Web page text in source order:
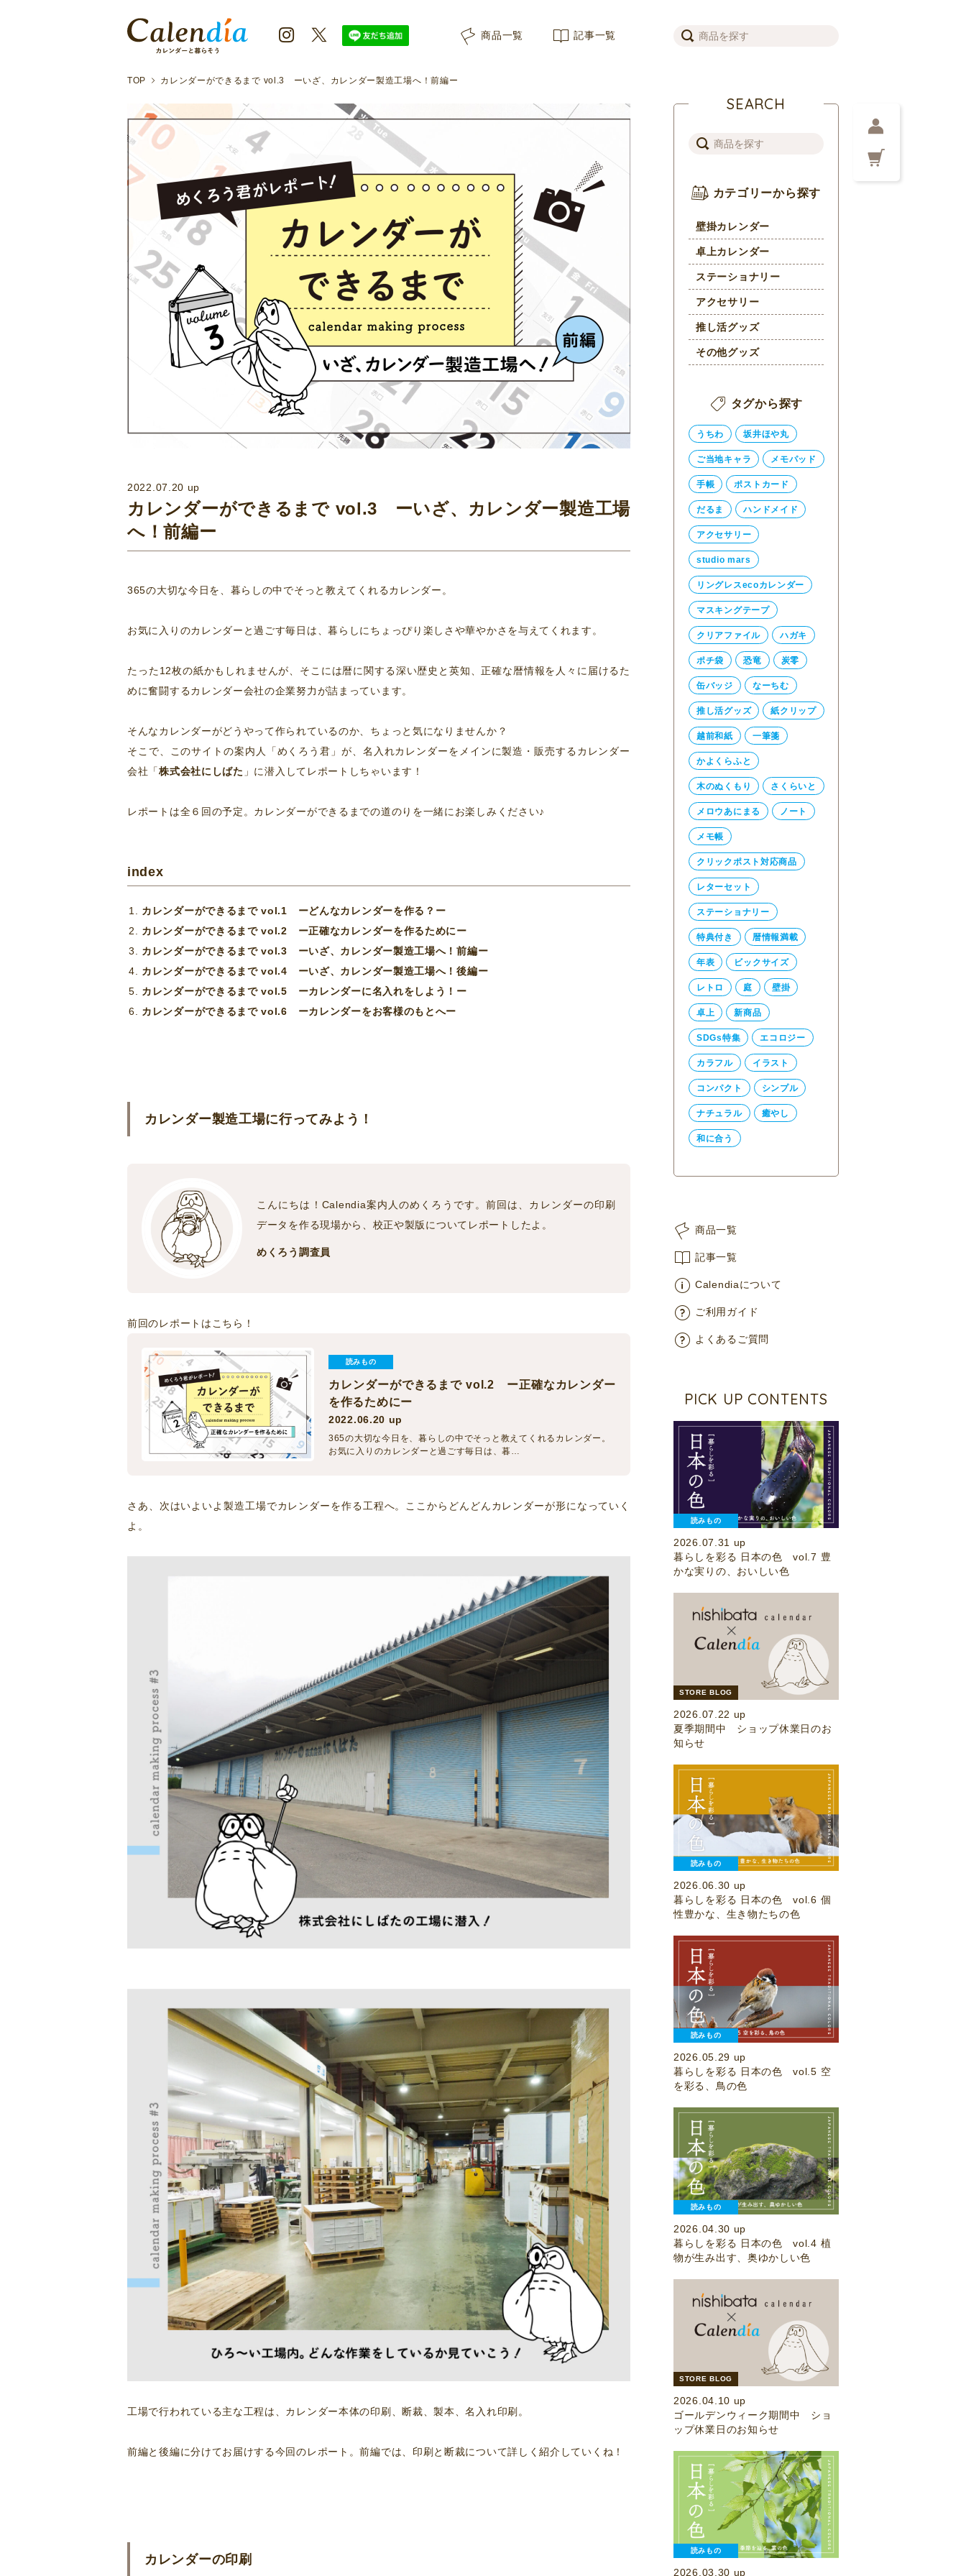
商品一覧 記事一覧
TOP カレンダーができるまで vol.3 ーいざ、カレンダー製造工場へ！前編ー
2022.07.20 up
カレンダーができるまで vol.3 ーいざ、カレンダー製造工場
へ！前編ー
365の大切な今日を、暮らしの中でそっと教えてくれるカレンダー。
お気に入りのカレンダーと過ごす毎日は、暮らしにちょっぴり楽しさや華やかさを与えてくれます。
たった12枚の紙かもしれませんが、そこには暦に関する深い歴史と英知、正確な暦情報を人々に届けるた
めに奮闘するカレンダー会社の企業努力が詰まっています。
そんなカレンダーがどうやって作られているのか、ちょっと気になりませんか？
そこで、このサイトの案内人「めくろう君」が、名入れカレンダーをメインに製造・販売するカレンダー
会社「株式会社にしばた 」に潜入してレポートしちゃいます！
レポートは全６回の予定。カレンダーができるまでの道のりを一緒にお楽しみください♪
index
カレンダーができるまで vol.1 ーどんなカレンダーを作る？ー
カレンダーができるまで vol.2 ー正確なカレンダーを作るためにー
カレンダーができるまで vol.3 ーいざ、カレンダー製造工場へ！前編ー
カレンダーができるまで vol.4
ーいざ、カレンダー製造工場へ！後編ー
カレンダーができるまで vol.5 ーカレンダーに名入れをしよう！ー
カレンダーができるまで vol.6 ーカレンダーをお客様のもとへー
カレンダー製造工場に行ってみよう！
こんにちは！Calendia案内人のめくろうです。前回は、カレンダーの印刷
データを作る現場から、校正や製版についてレポートしたよ。
めくろう調査員
前回のレポートはこちら！
読みもの
カレンダーができるまで vol.2 ー正確なカレンダー
を作るためにー
2022.06.20 up
365の大切な今日を、暮らしの中でそっと教えてくれるカレンダー。
お気に入りのカレンダーと過ごす毎日は、暮…
さあ、次はいよいよ製造工場でカレンダーを作る工程へ。ここからどんどんカレンダーが形になっていく
よ。
工場で行われている主な工程は、カレンダー本体の印刷、断裁、製本、名入れ印刷。
前編と後編に分けてお届けする今回のレポート。前編では、印刷と断裁について詳しく紹介していくね！
カレンダーの印刷
SEARCH
カテゴリーから探す
壁掛カレンダー
卓上カレンダー
ステーショナリー
アクセサリー
推し活グッズ
その他グッズ
タグから探す
うちわ 坂井ほや丸
ご当地キャラ メモパッド
手帳 ポストカード
だるま ハンドメイド
アクセサリー
studio mars
リングレスecoカレンダー
マスキングテープ
クリアファイル ハガキ
ポチ袋 恐竜 炭零
缶バッジ なーちむ
推し活グッズ 紙クリップ
越前和紙 一筆箋
かよくらふと
木のぬくもり さくらいと
メロウあにまる ノート
メモ帳
クリックポスト対応商品
レターセット
ステーショナリー
特典付き 暦情報満載
年表 ビックサイズ
レトロ 庭 壁掛
卓上 新商品
SDGs特集 エコロジー
カラフル イラスト
コンパクト シンプル
ナチュラル 癒やし
和に合う
商品一覧
記事一覧
Calendiaについて
ご利用ガイド
よくあるご質問
PICK UP CONTENTS
読みもの
2026.07.31 up
暮らしを彩る 日本の色 vol.7 豊
かな実りの、おいしい色
STORE BLOG
2026.07.22 up
夏季期間中 ショップ休業日のお
知らせ
読みもの
2026.06.30 up
暮らしを彩る 日本の色 vol.6 個
性豊かな、生き物たちの色
読みもの
2026.05.29 up
暮らしを彩る 日本の色 vol.5 空
を彩る、鳥の色
読みもの
2026.04.30 up
暮らしを彩る 日本の色 vol.4 植
物が生み出す、奥ゆかしい色
STORE BLOG
2026.04.10 up
ゴールデンウィーク期間中 ショ
ップ休業日のお知らせ
読みもの
2026.03.30 up